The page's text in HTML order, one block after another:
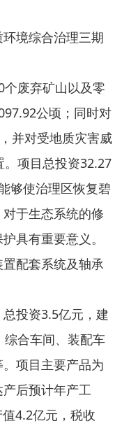
境综合治理三期
废弃矿山以及零
公顷；同时对
并对受地质灾害威
项目总投资32.27
够使治理区恢复碧
于生态系统的修
具有重要意义。
配套系统及轴承
投资3.5亿元，建
合车间、装配车
项目主要产品为
后预计年产工
4.2亿元，税收